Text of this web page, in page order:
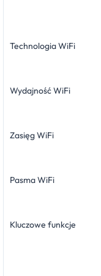
Technologia WiFi
Wydajność WiFi
Zasięg WiFi
Pasma WiFi
Kluczowe funkcje